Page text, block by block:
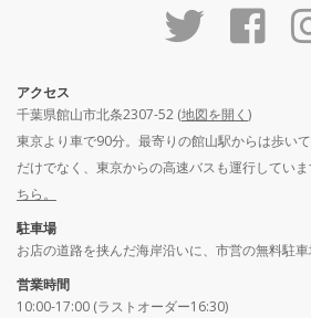
アクセス
千葉県館山市北条2307-52 (地図を開く )
東京より車で90分。最寄りの館山駅からは歩い
だけでなく、東京からの高速バスも運行していま
ちら。
駐車場
お店の道路を挟んだ海岸沿いに、市営の無料駐車
営業時間
10:00-17:00 (ラストオーダー16:30)